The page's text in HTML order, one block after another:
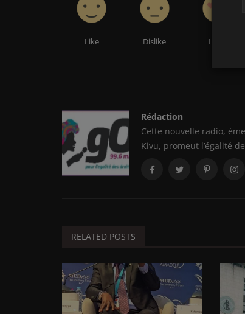
Like Dislike Love
Rédaction
Cette nouvelle radio,
Kivu, promeut l’égalité
RELATED POSTS